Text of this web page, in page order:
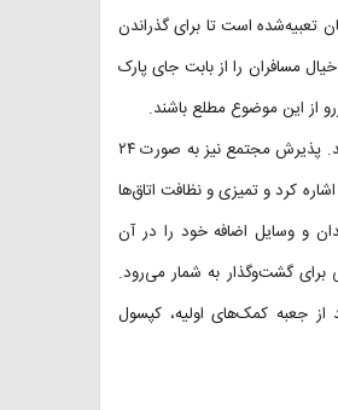
تعبیه‌شده است تا برای گذراندن
مسافران را از بابت جای پارک
از این موضوع مطلع باشند.
پرسنل مجتمع همگی مسلط به زبان انگلیسی هستند و با روی باز و بسیار صمیمانه از مسافران استقبال می‌کنند. پذیرش مجتمع نیز به صورت ۲۴
کرد و تمیزی و نظافت اتاق‌ها
و وسایل اضافه خود را در آن
برای گشت‌وگذار به شمار می‌رود.
از جعبه کمک‌های اولیه، کپسول